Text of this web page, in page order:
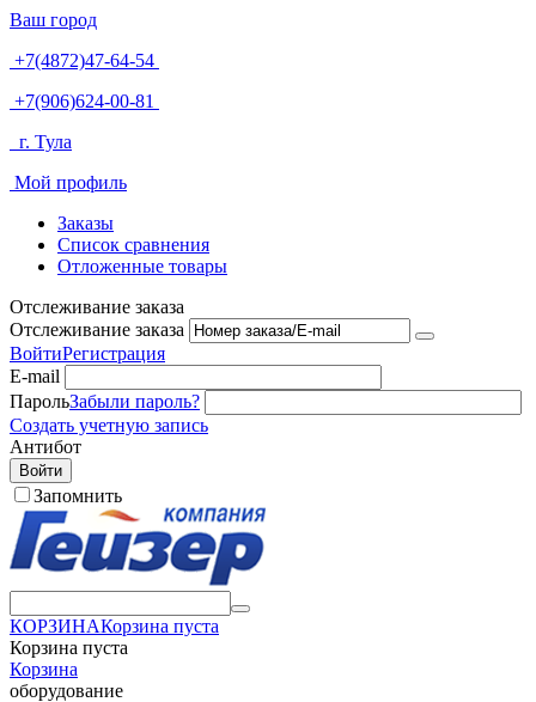
Ваш город
+7(4872)47-64-54
+7(906)624-00-81
г. Тула
Мой профиль
Заказы
Список сравнения
Отложенные товары
Отслеживание заказа
Отслеживание заказа
ВойтиРегистрация
E-mail
ПарольЗабыли пароль?
Создать учетную запись
Антибот
Войти
Запомнить
КОРЗИНАКорзина пуста
Корзина пуста
Корзина
оборудование